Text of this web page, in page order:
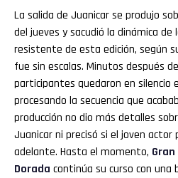
La salida de Juanicar se produjo
del jueves y sacudió la dinámica de
resistente de esta edición, según
fue sin escalas. Minutos después
participantes quedaron en silencio
procesando la secuencia que
producción no dio más detalles
Juanicar ni precisó si el joven actor
adelante. Hasta el momento, Gran
Dorada continúa su curso con una